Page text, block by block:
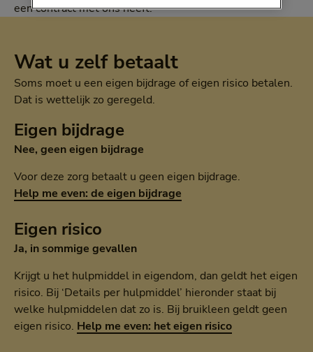
een contract met ons heeft.
Wat u zelf betaalt
Soms moet u een eigen bijdrage of eigen risico betalen.
Dat is wettelijk zo geregeld.
Eigen bijdrage
Nee, geen eigen bijdrage
Voor deze zorg betaalt u geen eigen bijdrage.
Help me even: de eigen bijdrage
Eigen risico
Ja, in sommige gevallen
Krijgt u het hulpmiddel in eigendom, dan geldt het eigen
risico. Bij ‘Details per hulpmiddel’ hieronder staat bij
welke hulpmiddelen dat zo is. Bij bruikleen geldt geen
eigen risico. Help me even: het eigen risico